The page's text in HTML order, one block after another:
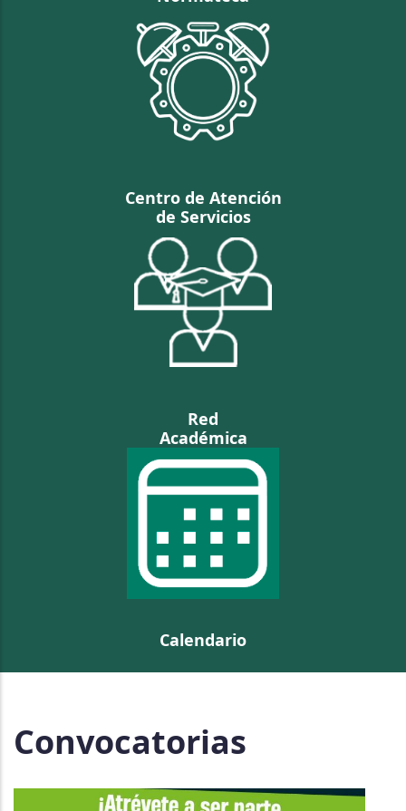
Centro de Atención
de Servicios
Red
Académica
Calendario
Convocatorias